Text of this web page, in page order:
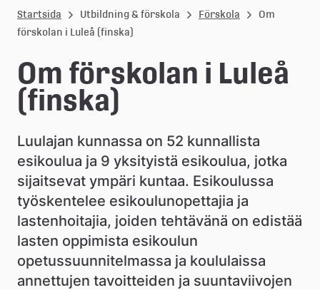
u
l
e
å
k
o
m
m
u
n
Startsida Utbildning & förskola Förskola
Om
förskolan i Luleå (finska)
Om förskolan i Luleå
(finska)
Luulajan kunnassa on 52 kunnallista
esikoulua ja 9 yksityistä esikoulua, jotka
sijaitsevat ympäri kuntaa. Esikoulussa
työskentelee esikoulunopettajia ja
lastenhoitajia, joiden tehtävänä on edistää
lasten oppimista esikoulun
opetussuunnitelmassa ja koululaissa
annettujen tavoitteiden ja suuntaviivojen